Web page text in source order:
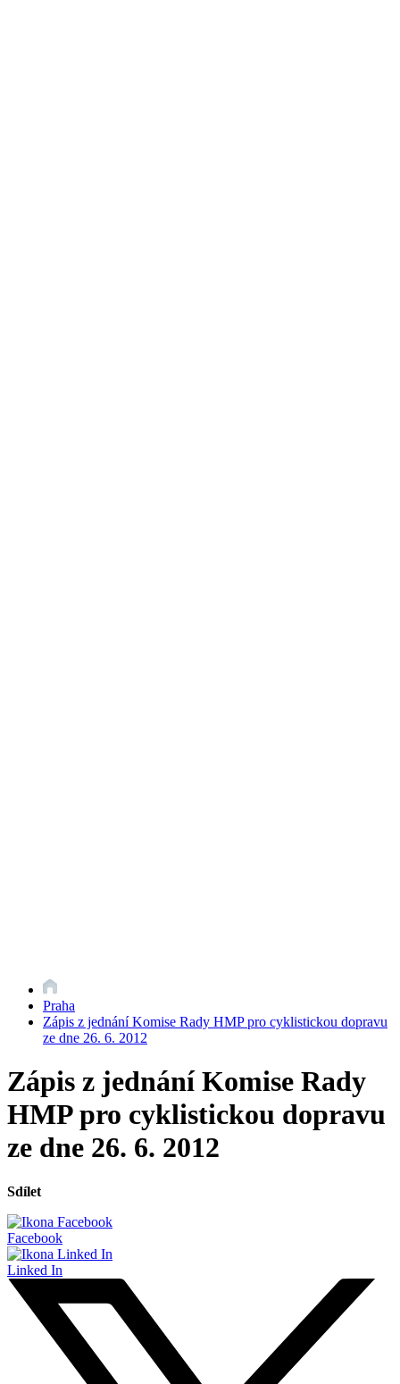
Praha
Zápis z jednání Komise Rady HMP pro cyklistickou dopravu
ze dne 26. 6. 2012
Zápis z jednání Komise Rady
HMP pro cyklistickou dopravu
ze dne 26. 6. 2012
Sdílet
Facebook
Linked In